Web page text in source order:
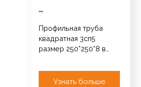
Профильная труба
квадратная 3сп5
размер 250*250*8 в
Арматура Катанка /
Круг / ТУ Сетка
Узнать больше